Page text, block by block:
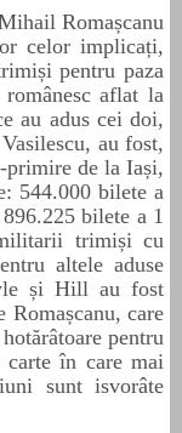
Romașcanu
celor implicați,
pentru paza
aflat la
au adus cei doi,
au fost,
primire de la Iași,
544.000 bilete a
bilete a 1
trimiși cu
altele aduse
și Hill au fost
care
pentru
carte în care mai
sunt isvorâte